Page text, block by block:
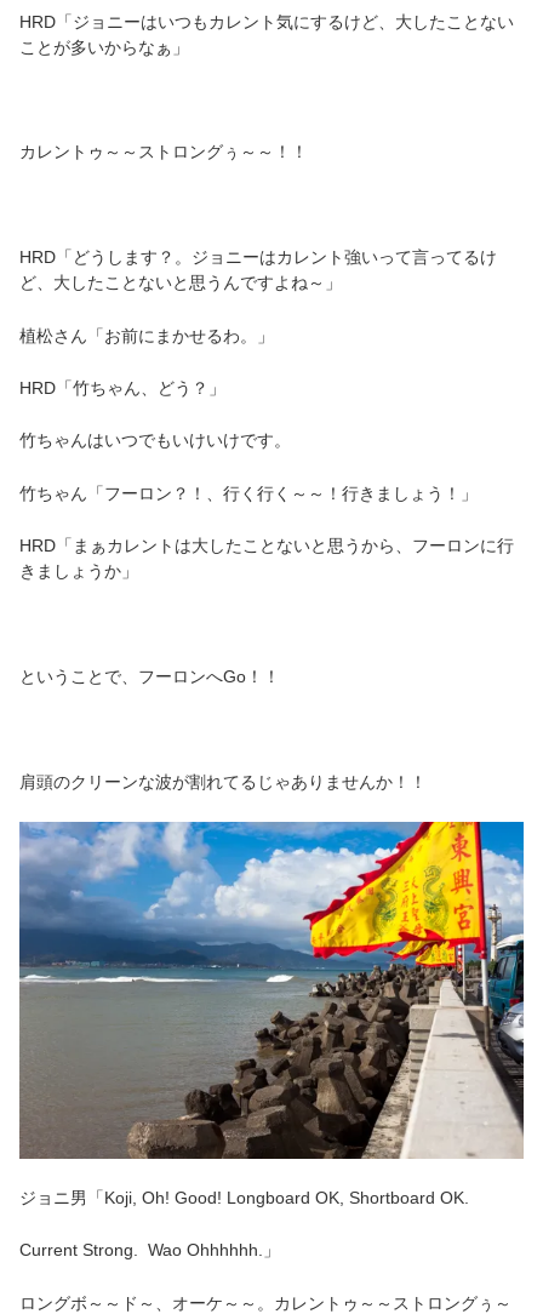
HRD「ジョニーはいつもカレント気にするけど、大したことない
ことが多いからなぁ」
カレントゥ～～ストロングぅ～～！！
HRD「どうします？。ジョニーはカレント強いって言ってるけ
ど、大したことないと思うんですよね～」
植松さん「お前にまかせるわ。」
HRD「竹ちゃん、どう？」
竹ちゃんはいつでもいけいけです。
竹ちゃん「フーロン？！、行く行く～～！行きましょう！」
HRD「まぁカレントは大したことないと思うから、フーロンに行
きましょうか」
ということで、フーロンへGo！！
肩頭のクリーンな波が割れてるじゃありませんか！！
ジョニ男「Koji, Oh! Good! Longboard OK, Shortboard OK.
Current Strong. Wao Ohhhhhh.」
ロングボ～～ド～、オーケ～～。カレントゥ～～ストロングぅ～